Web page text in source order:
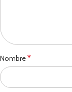
Nombre*